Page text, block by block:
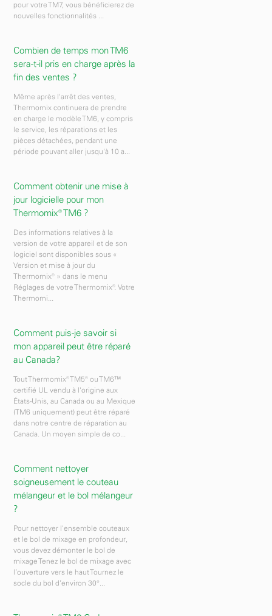
pour votre TM7, vous bénéficierez de
nouvelles fonctionnalités ...
Combien de temps mon TM6
sera-t-il pris en charge après la
fin des ventes ?
Même après l'arrêt des ventes,
Thermomix continuera de prendre
en charge le modèle TM6, y compris
le service, les réparations et les
pièces détachées, pendant une
période pouvant aller jusqu'à 10 a...
Comment obtenir une mise à
jour logicielle pour mon
Thermomix® TM6 ?
Des informations relatives à la
version de votre appareil et de son
logiciel sont disponibles sous «
Version et mise à jour du
Thermomix® » dans le menu
Réglages de votre Thermomix®. Votre
Thermomi...
Comment puis-je savoir si
mon appareil peut être réparé
au Canada?
Tout Thermomix® TM5® ou TM6™
certifié UL vendu à l'origine aux
États-Unis, au Canada ou au Mexique
(TM6 uniquement) peut être réparé
dans notre centre de réparation au
Canada. Un moyen simple de co...
Comment nettoyer
soigneusement le couteau
mélangeur et le bol mélangeur
?
Pour nettoyer l'ensemble couteaux
et le bol de mixage en profondeur,
vous devez démonter le bol de
mixage Tenez le bol de mixage avec
l’ouverture vers le haut Tournez le
socle du bol d’environ 30°...